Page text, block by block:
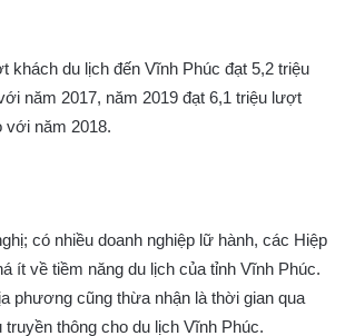
khách du lịch đến Vĩnh Phúc đạt 5,2 triệu
năm 2017, năm 2019 đạt 6,1 triệu lượt
với năm 2018.
có nhiều doanh nghiệp lữ hành, các Hiệp
ít về tiềm năng du lịch của tỉnh Vĩnh Phúc.
phương cũng thừa nhận là thời gian qua
truyền thông cho du lịch Vĩnh Phúc.